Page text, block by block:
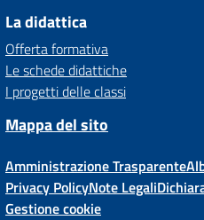
La didattica
Offerta formativa
Le schede didattiche
I progetti delle classi
Mappa del sito
Amministrazione Trasparente
Privacy PolicyNote Legali
Gestione cookie